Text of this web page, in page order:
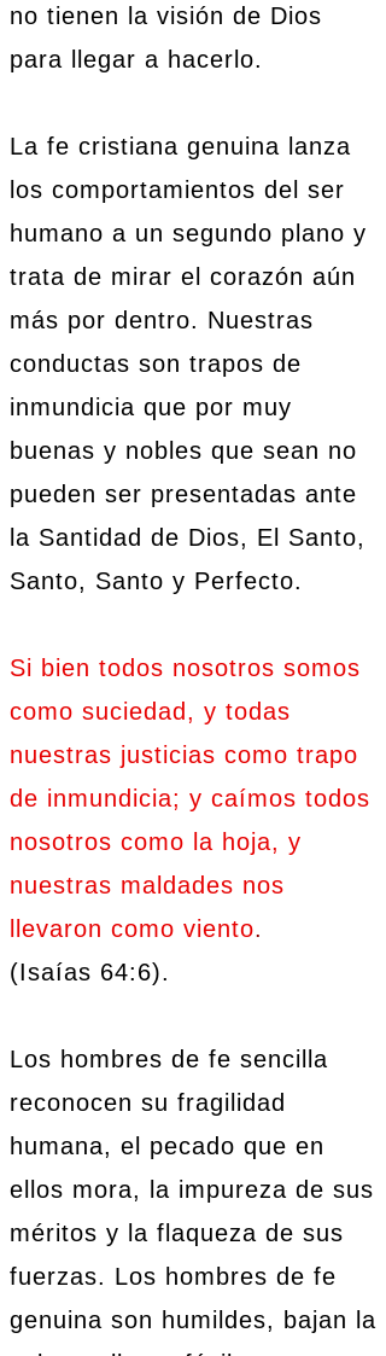
no tienen la visión de Dios
para llegar a hacerlo.
La fe cristiana genuina lanza
los comportamientos del ser
humano a un segundo plano y
trata de mirar el corazón aún
más por dentro. Nuestras
conductas son trapos de
inmundicia que por muy
buenas y nobles que sean no
pueden ser presentadas ante
la Santidad de Dios, El Santo,
Santo, Santo y Perfecto.
Si bien todos nosotros somos
como suciedad, y todas
nuestras justicias como trapo
de inmundicia; y caímos todos
nosotros como la hoja, y
nuestras maldades nos
llevaron como viento.
(Isaías 64:6).
Los hombres de fe sencilla
reconocen su fragilidad
humana, el pecado que en
ellos mora, la impureza de sus
méritos y la flaqueza de sus
fuerzas. Los hombres de fe
genuina son humildes, bajan la